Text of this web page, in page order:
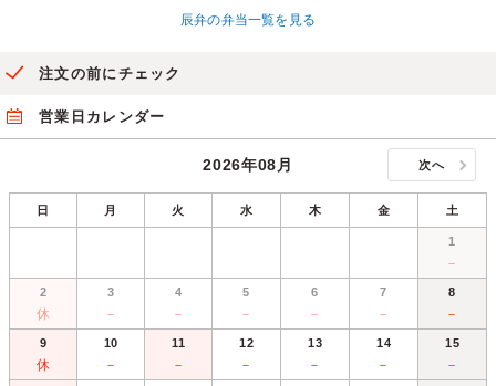
辰弁の弁当一覧を見る
注文の前にチェック
営業日カレンダー
2026年08月 次へ
日 月 火 水 木 金 土
1
－
2
休
3
－
4
－
5
－
6
－
7
－
8
－
9
休
10
－
11
－
12
－
13
－
14
－
15
－